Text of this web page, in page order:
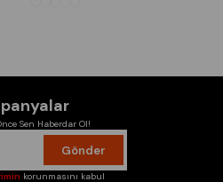
Sen Haberdar Ol!
Gönder
korunmasını kabul